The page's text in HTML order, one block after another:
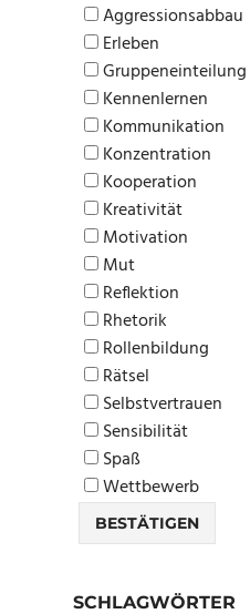
Aggressionsabbau
Erleben
Gruppeneinteilung
Kennenlernen
Kommunikation
Konzentration
Kooperation
Kreativität
Motivation
Mut
Reflektion
Rhetorik
Rollenbildung
Rätsel
Selbstvertrauen
Sensibilität
Spaß
Wettbewerb
SCHLAGWÖRTER